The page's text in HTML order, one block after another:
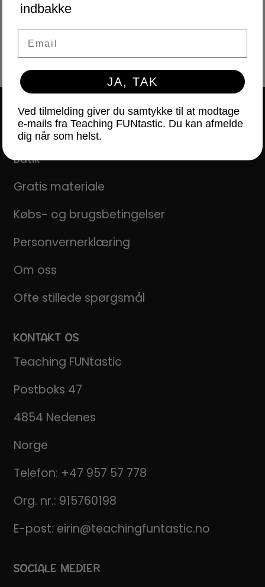
MEMORY
GRATIS
LICENSER
NAVIGATION
Butik
Gratis materiale
Købs- og brugsbetingelser
Personvernerklæring
Om oss
Ofte stillede spørgsmål
KONTAKT OS
Teaching FUNtastic
Postboks 47
4854 Nedenes
Norge
Telefon: +47 957 57 778
Org. nr.: 915760198
E-post: eirin@teachingfuntastic.no
SOCIALE MEDIER
indbakke
JA, TAK
Ved tilmelding giver du samtykke til at modtage
e-mails fra Teaching FUNtastic. Du kan afmelde
dig når som helst.